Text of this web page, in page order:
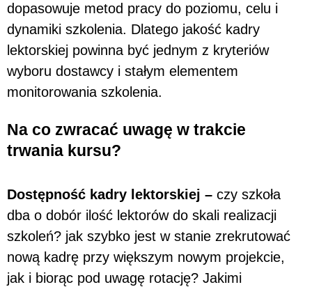
dopasowuje metod pracy do poziomu, celu i
dynamiki szkolenia. Dlatego jakość kadry
lektorskiej powinna być jednym z kryteriów
wyboru dostawcy i stałym elementem
monitorowania szkolenia.
Na co zwracać uwagę w trakcie
trwania kursu?
Dostępność kadry lektorskiej – czy szkoła
dba o dobór ilość lektorów do skali realizacji
szkoleń? jak szybko jest w stanie zrekrutować
nową kadrę przy większym nowym projekcie,
jak i biorąc pod uwagę rotację? Jakimi